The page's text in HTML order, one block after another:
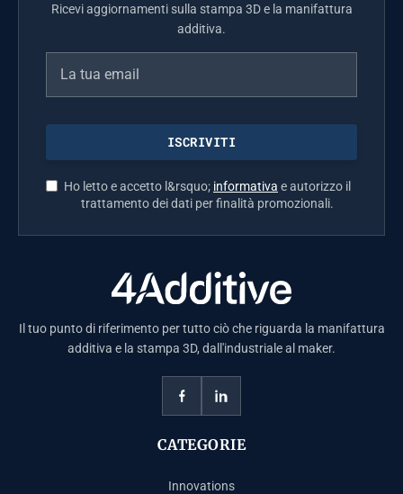
Ricevi aggiornamenti sulla stampa 3D e la manifattura
additiva.
Ho letto e accetto l&rsquo; informativa e autorizzo il
trattamento dei dati per finalità promozionali.
Il tuo punto di riferimento per tutto ciò che riguarda la manifattura
additiva e la stampa 3D, dall'industriale al maker.
CATEGORIE
Innovations